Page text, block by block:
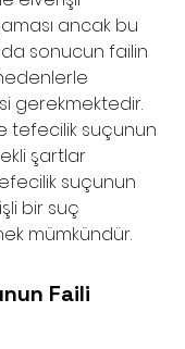
ancak bu
sonucun failin
gerekmektedir.
tefecilik suçunun
şartlar
suçunun
bir suç
mümkündür.
Faili